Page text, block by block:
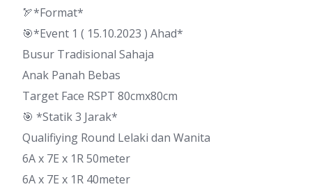
🏹*Format*
🎯*Event 1 ( 15.10.2023 ) Ahad*
Busur Tradisional Sahaja
Anak Panah Bebas
Target Face RSPT 80cmx80cm
🎯 *Statik 3 Jarak*
Qualifiying Round Lelaki dan Wanita
6A x 7E x 1R 50meter
6A x 7E x 1R 40meter